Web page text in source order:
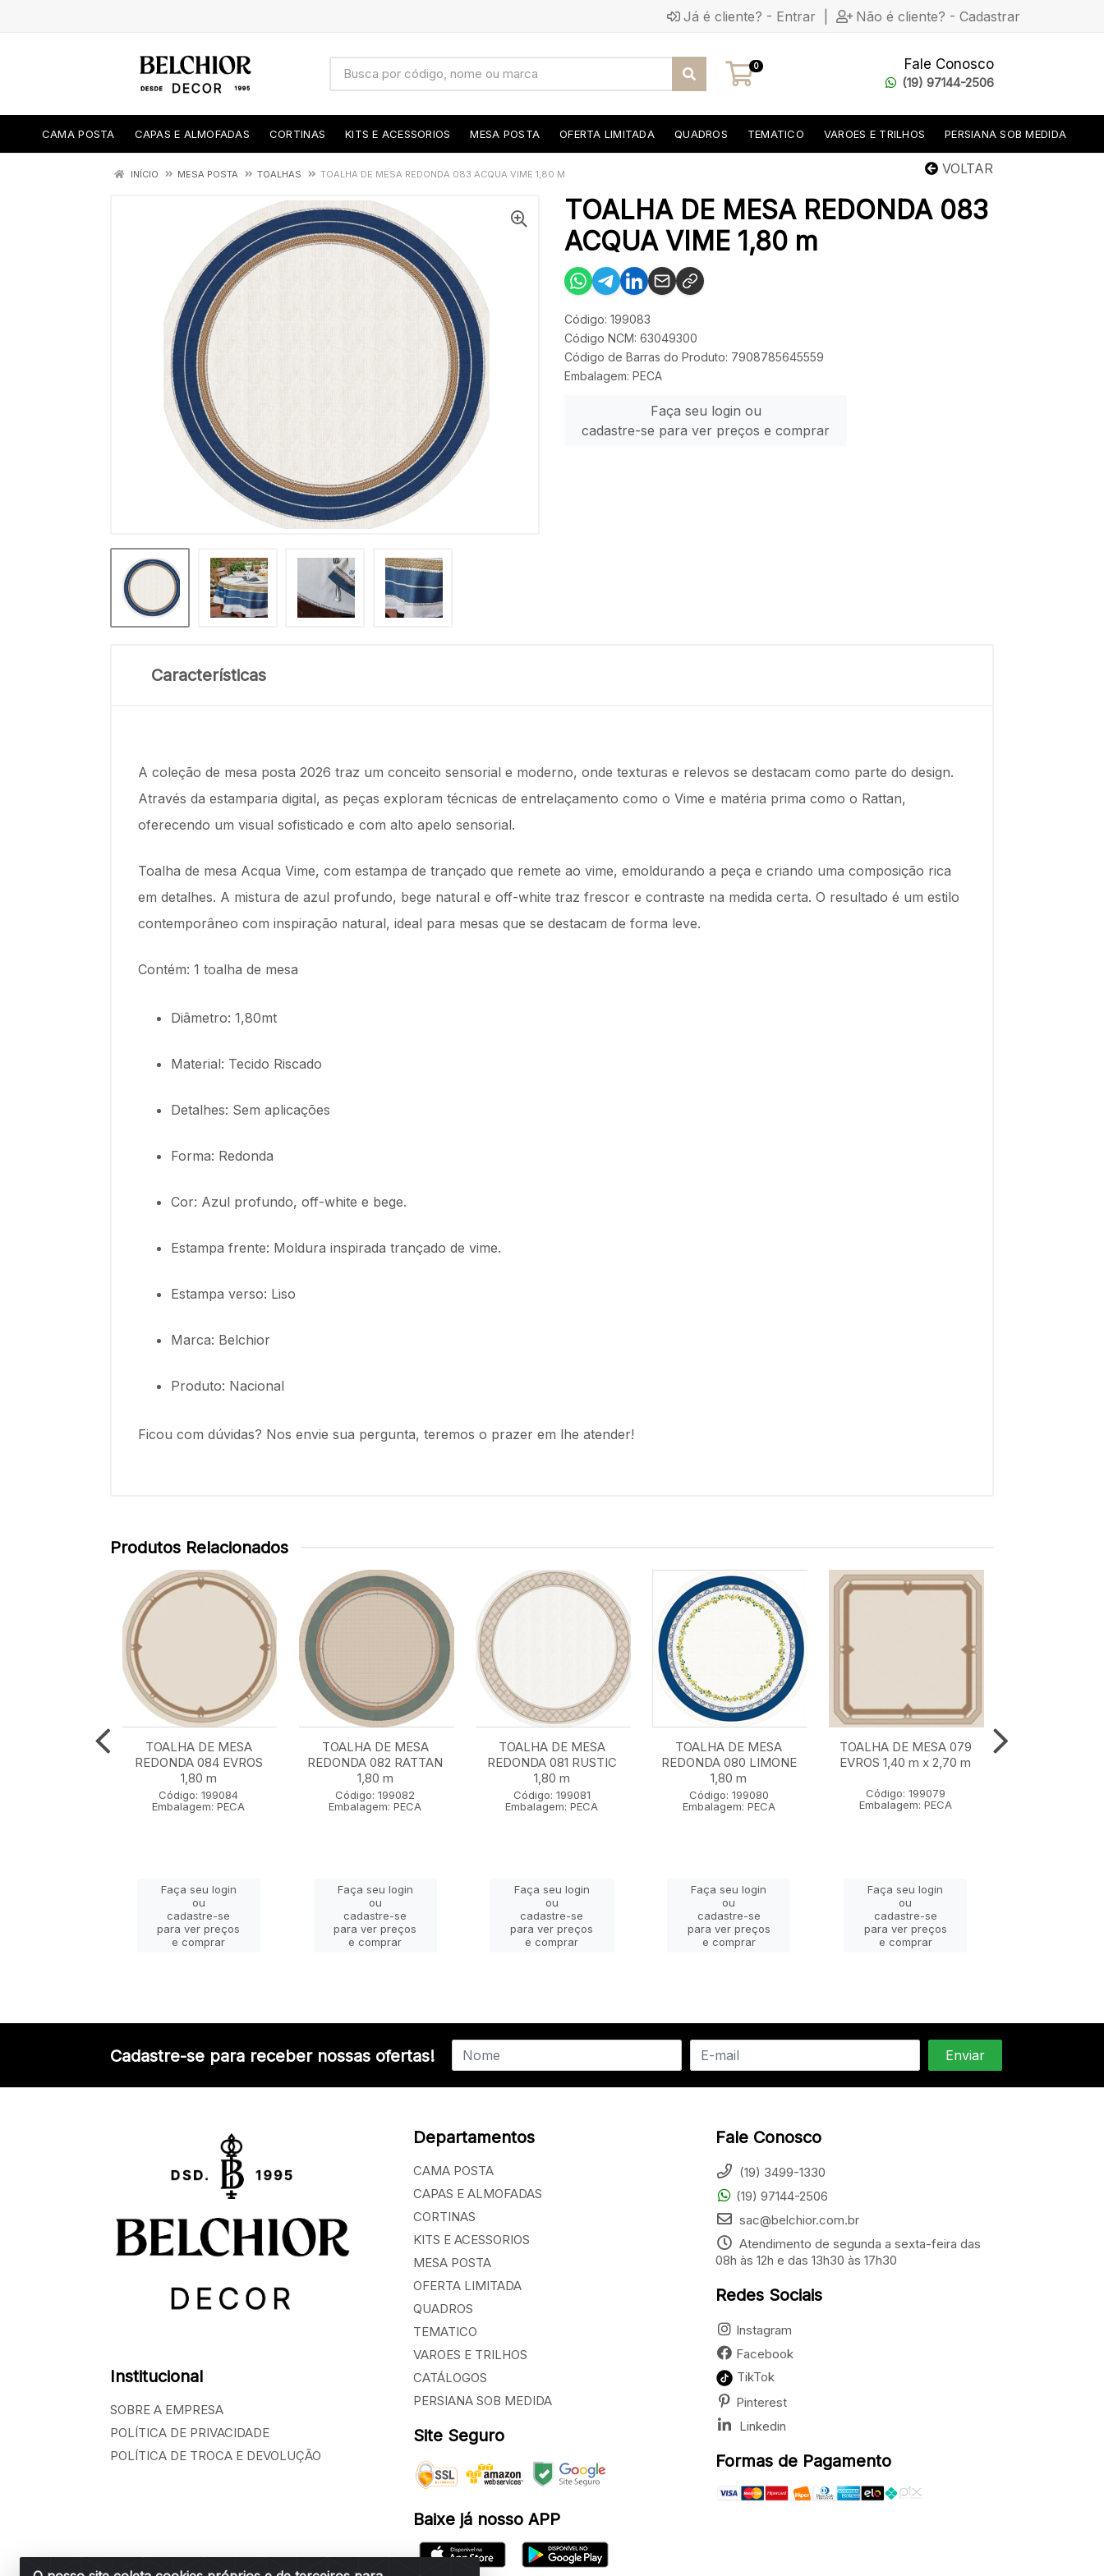
Já é cliente? - Entrar Não é cliente? - Cadastrar
0 Fale Conosco
(19) 97144-2506
CAMA POSTA CAPAS E ALMOFADAS CORTINAS KITS E ACESSORIOS MESA POSTA OFERTA LIMITADA QUADROS TEMATICO VAROES E TRILHOS PERSIANA SOB MEDIDA
VOLTAR
INÍCIO MESA POSTA TOALHAS TOALHA DE MESA REDONDA 083 ACQUA VIME 1,80 M
TOALHA DE MESA REDONDA 083
ACQUA VIME 1,80 m
Código: 199083
Código NCM: 63049300
Código de Barras do Produto: 7908785645559
Embalagem: PECA
Faça seu login ou
cadastre-se para ver preços e comprar
Características
A coleção de mesa posta 2026 traz um conceito sensorial e moderno, onde texturas e relevos se destacam como parte do design.
Através da estamparia digital, as peças exploram técnicas de entrelaçamento como o Vime e matéria prima como o Rattan,
oferecendo um visual sofisticado e com alto apelo sensorial.
Toalha de mesa Acqua Vime, com estampa de trançado que remete ao vime, emoldurando a peça e criando uma composição rica
em detalhes. A mistura de azul profundo, bege natural e off-white traz frescor e contraste na medida certa. O resultado é um estilo
contemporâneo com inspiração natural, ideal para mesas que se destacam de forma leve.
Contém: 1 toalha de mesa
Diâmetro: 1,80mt
Material: Tecido Riscado
Detalhes: Sem aplicações
Forma: Redonda
Cor: Azul profundo, off-white e bege.
Estampa frente: Moldura inspirada trançado de vime.
Estampa verso: Liso
Marca: Belchior
Produto: Nacional
Ficou com dúvidas? Nos envie sua pergunta, teremos o prazer em lhe atender!
Produtos Relacionados
TOALHA DE MESA
REDONDA 084 EVROS
1,80 m
Código: 199084
Embalagem: PECA
Faça seu login
ou
cadastre-se
para ver preços
e comprar
TOALHA DE MESA
REDONDA 082 RATTAN
1,80 m
Código: 199082
Embalagem: PECA
Faça seu login
ou
cadastre-se
para ver preços
e comprar
TOALHA DE MESA
REDONDA 081 RUSTIC
1,80 m
Código: 199081
Embalagem: PECA
Faça seu login
ou
cadastre-se
para ver preços
e comprar
TOALHA DE MESA
REDONDA 080 LIMONE
1,80 m
Código: 199080
Embalagem: PECA
Faça seu login
ou
cadastre-se
para ver preços
e comprar
TOALHA DE MESA 079
EVROS 1,40 m x 2,70 m
Código: 199079
Embalagem: PECA
Faça seu login
ou
cadastre-se
para ver preços
e comprar
Cadastre-se para receber nossas ofertas!
Institucional
SOBRE A EMPRESA
POLÍTICA DE PRIVACIDADE
POLÍTICA DE TROCA E DEVOLUÇÃO
Departamentos
CAMA POSTA
CAPAS E ALMOFADAS
CORTINAS
KITS E ACESSORIOS
MESA POSTA
OFERTA LIMITADA
QUADROS
TEMATICO
VAROES E TRILHOS
CATÁLOGOS
PERSIANA SOB MEDIDA
Site Seguro
Baixe já nosso APP
Fale Conosco
(19) 3499-1330
(19) 97144-2506
sac@belchior.com.br
Atendimento de segunda a sexta-feira das
08h às 12h e das 13h30 às 17h30
Redes Sociais
Instagram
Facebook
TikTok
Pinterest
Linkedin
Formas de Pagamento